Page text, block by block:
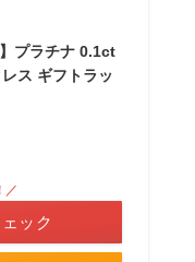
プラチナ 0.1ct
ス ギフトラッ
／
ック